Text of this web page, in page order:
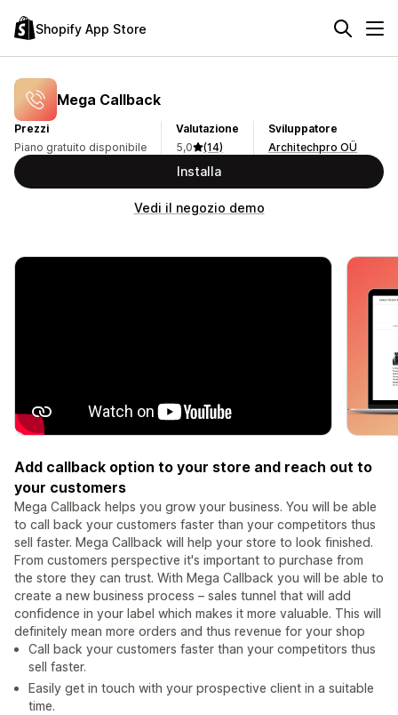
Shopify App Store
Mega Callback
Prezzi
Piano gratuito disponibile
Valutazione
5,0
(14)
Sviluppatore
Architechpro OÜ
Installa
Vedi il negozio demo
Add callback option to your store and reach out to
your customers
Mega Callback helps you grow your business. You will be able
to call back your customers faster than your competitors thus
sell faster. Mega Callback will help your store to look finished.
From customers perspective it's important to purchase from
the store they can trust. With Mega Callback you will be able to
create a new business process – sales tunnel that will add
confidence in your label which makes it more valuable. This will
definitely mean more orders and thus revenue for your shop
Call back your customers faster than your competitors thus
sell faster.
Easily get in touch with your prospective client in a suitable
time.